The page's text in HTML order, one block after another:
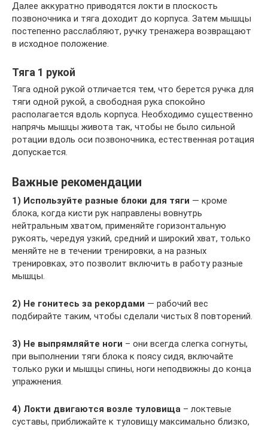
Далее аккуратно приводятся локти в плоскость
позвоночника и тяга доходит до корпуса. Затем мышцы
постепенно расслабляют, ручку тренажера возвращают
в исходное положение.
Тяга 1 рукой
Тяга одной рукой отличается тем, что берется ручка для
тяги одной рукой, а свободная рука спокойно
располагается вдоль корпуса. Необходимо существенно
напрячь мышцы живота так, чтобы не было сильной
ротации вдоль оси позвоночника, естественная ротация
допускается.
Важные рекомендации
1) Используйте разные блоки для тяги — кроме
блока, когда кисти рук направлены вовнутрь
нейтральным хватом, применяйте горизонтальную
рукоять, чередуя узкий, средний и широкий хват, только
меняйте не в течении тренировки, а на разных
тренировках, это позволит включить в работу разные
мышцы.
2) Не гонитесь за рекордами — рабочий вес
подбирайте таким, чтобы сделали чистых 8 повторений.
3) Не выпрямляйте ноги – они всегда слегка согнуты,
при выполнении тяги блока к поясу сидя, включайте
только руки и мышцы спины, ноги неподвижны до конца
упражнения.
4) Локти двигаются возле туловища – локтевые
суставы, приближайте к туловищу максимально близко,